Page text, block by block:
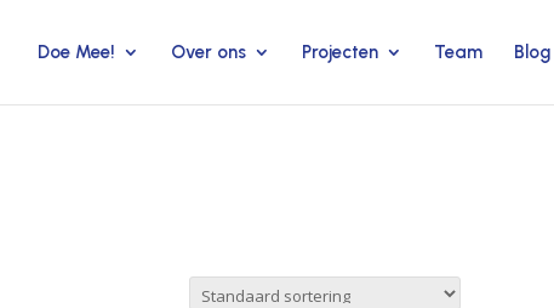
Doe Mee! Over ons Projecten Team Blog